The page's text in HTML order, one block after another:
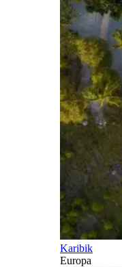
Karibik
Europa